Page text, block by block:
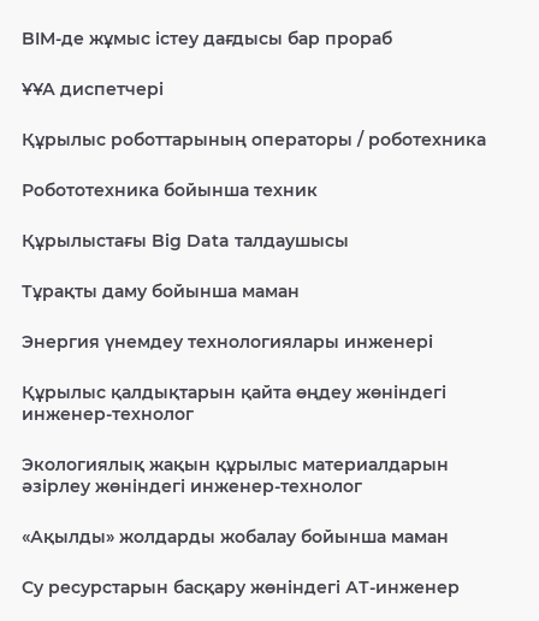
BIM-де жұмыс істеу дағдысы бар прораб
ҰҰА диспетчері
Құрылыс роботтарының операторы / роботехника
Робототехника бойынша техник
Құрылыстағы Big Data талдаушысы
Тұрақты даму бойынша маман
Энергия үнемдеу технологиялары инженері
Құрылыс қалдықтарын қайта өңдеу жөніндегі
инженер-технолог
Экологиялық жақын құрылыс материалдарын
әзірлеу жөніндегі инженер-технолог
«Ақылды» жолдарды жобалау бойынша маман
Су ресурстарын басқару жөніндегі АТ-инженер